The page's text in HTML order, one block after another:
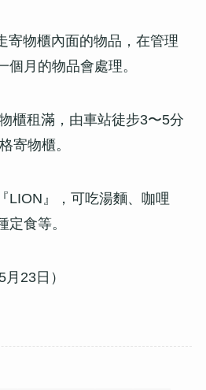
寄物櫃內面的物品，在管理
個月的物品會處理。
櫃租滿，由車站徒步3〜5分
寄物櫃。
LION』，可吃湯麵、咖哩
定食等。
23日）